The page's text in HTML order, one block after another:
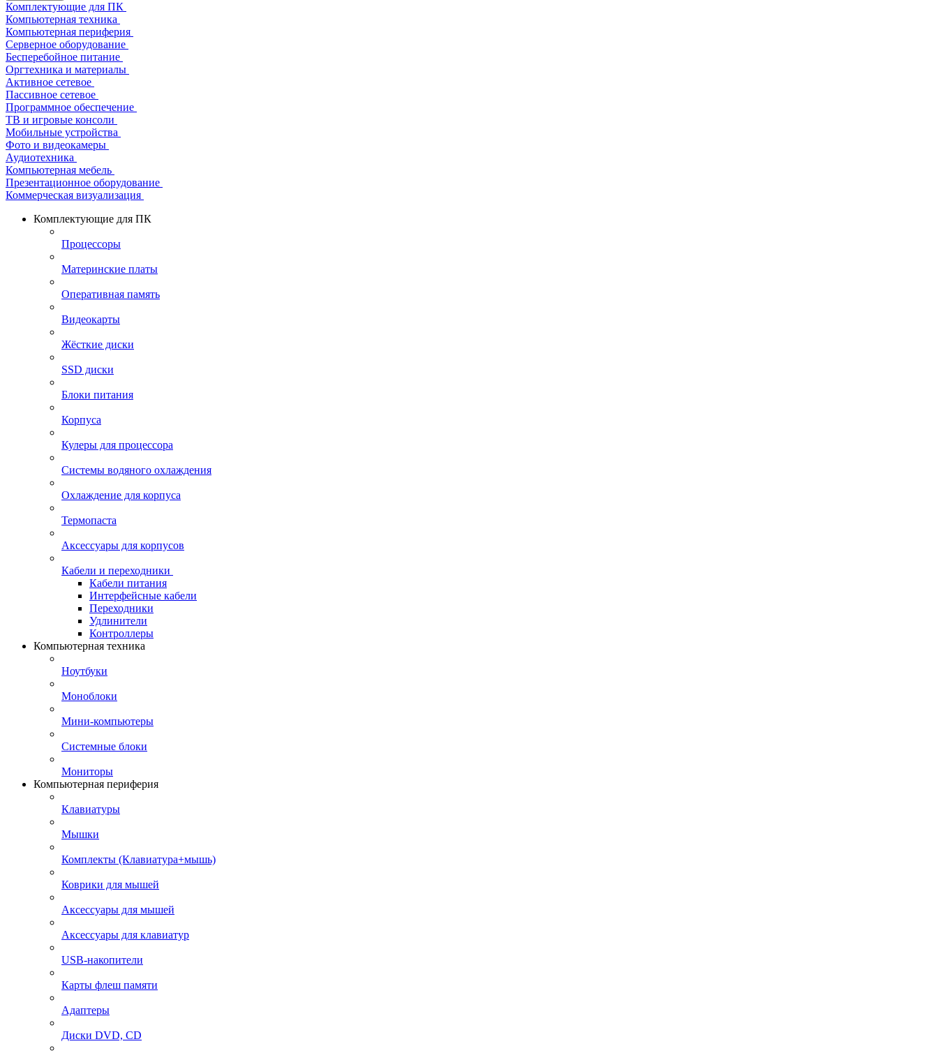
Комплектующие для ПК
Компьютерная техника
Компьютерная периферия
Серверное оборудование
Бесперебойное питание
Оргтехника и материалы
Активное сетевое
Пассивное сетевое
Программное обеспечение
ТВ и игровые консоли
Мобильные устройства
Фото и видеокамеры
Аудиотехника
Компьютерная мебель
Презентационное оборудование
Коммерческая визуализация
Комплектующие для ПК
Процессоры
Материнские платы
Оперативная память
Видеокарты
Жёсткие диски
SSD диски
Блоки питания
Корпуса
Кулеры для процессора
Системы водяного охлаждения
Охлаждение для корпуса
Термопаста
Аксессуары для корпусов
Кабели и переходники
Кабели питания
Интерфейсные кабели
Переходники
Удлинители
Контроллеры
Компьютерная техника
Ноутбуки
Моноблоки
Мини-компьютеры
Системные блоки
Мониторы
Компьютерная периферия
Клавиатуры
Мышки
Комплекты (Клавиатура+мышь)
Коврики для мышей
Аксессуары для мышей
Аксессуары для клавиатур
USB-накопители
Карты флеш памяти
Адаптеры
Диски DVD, CD